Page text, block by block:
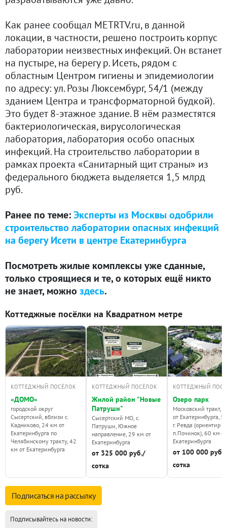
Как ранее сообщал METRTV.ru, в данной
локации, в частности, решено построить корпус
лаборатории неизвестных инфекций. Он встанет
на пустыре, на берегу р. Исеть, рядом с
областным Центром гигиены и эпидемиологии
по адресу: ул. Розы Люксембург, 54/1 (между
зданием Центра и трансформаторной будкой).
Это будет 8-этажное здание. В нём разместятся
бактериологическая, вирусологическая
лаборатория, лаборатория особо опасных
инфекций. На строительство лаборатории в
рамках проекта «Санитарный щит страны» из
федерального бюджета выделяется 1,5 млрд
руб.
Ранее по теме:Эксперты из Москвы одобрили
строительство лаборатории опасных инфекций
на берегу Исети в центре Екатеринбурга
Посмотреть жилые комплексы уже сданные,
только строящиеся и те, о которых ещё никто
не знает, можно здесь.
Коттеджные посёлки на Квадратном метре
КОТТЕДЖНЫЙ ПОСЁЛОК
«ДОМО»
городской округ
Сысертский, вблизи с.
Кадниково, 24 км от
Екатеринбурга по
Челябинскому тракту, 42
км от Екатеринбурга
КОТТЕДЖНЫЙ ПОСЁЛОК
Жилой район "Новые
Патруши"
Сысертский МО, с.
Патруши, Южное
направление, 29 км от
Екатеринбурга
от 325 000 руб./
сотка
КОТТЕДЖНЫЙ
Озеро парк
Московский тракт,
от Екатеринбурга, 5
г. Ревда (ориентир
п.Починок), 60 км от
Екатеринбурга
от 100 000 руб./
сотка
Подписаться на рассылку
Подписывайтесь на новости: